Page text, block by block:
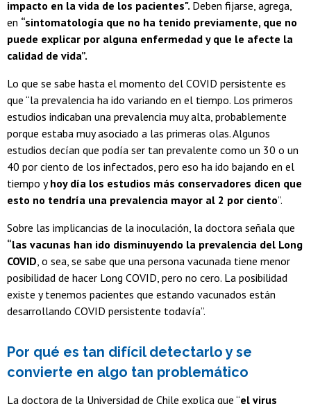
impacto en la vida de los pacientes". Deben fijarse, agrega,
en “sintomatología que no ha tenido previamente, que no
puede explicar por alguna enfermedad y que le afecte la
calidad de vida”.
Lo que se sabe hasta el momento del COVID persistente es
que “la prevalencia ha ido variando en el tiempo. Los primeros
estudios indicaban una prevalencia muy alta, probablemente
porque estaba muy asociado a las primeras olas. Algunos
estudios decían que podía ser tan prevalente como un 30 o un
40 por ciento de los infectados, pero eso ha ido bajando en el
tiempo yhoy día los estudios más conservadores dicen que
esto no tendría una prevalencia mayor al 2 por ciento”.
Sobre las implicancias de la inoculación, la doctora señala que
“las vacunas han ido disminuyendo la prevalencia del Long
COVID, o sea, se sabe que una persona vacunada tiene menor
posibilidad de hacer Long COVID, pero no cero. La posibilidad
existe y tenemos pacientes que estando vacunados están
desarrollando COVID persistente todavía”.
Por qué es tan difícil detectarlo y se
convierte en algo tan problemático
La doctora de la Universidad de Chile explica que “el virus